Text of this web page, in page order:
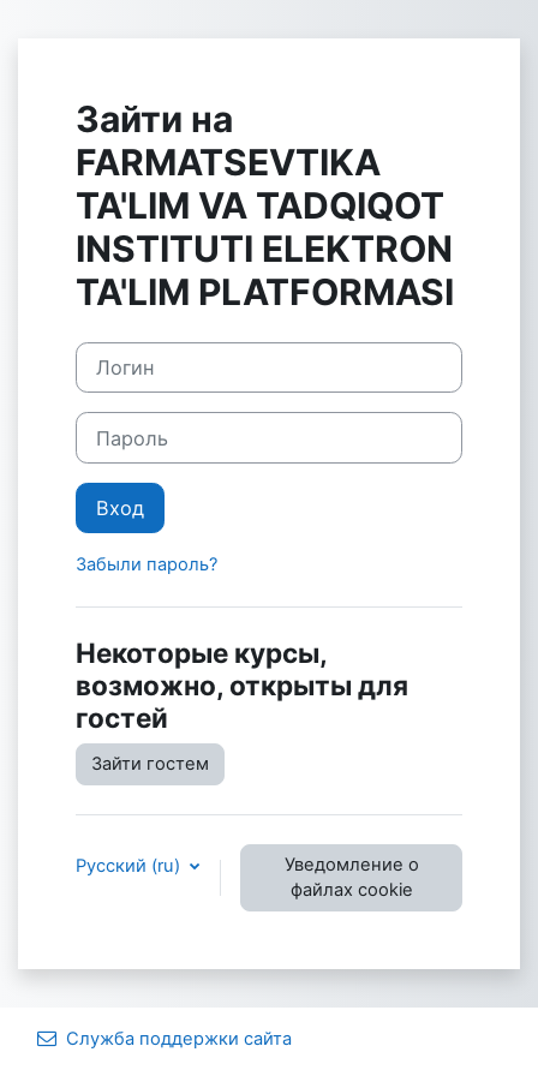
Зайти на
FARMATSEVTIKA
TA'LIM VA TADQIQOT
INSTITUTI ELEKTRON
TA'LIM PLATFORMASI
Логин
Пароль
Вход
Забыли пароль?
Некоторые курсы,
возможно, открыты для
гостей
Зайти гостем
Русский ‎(ru)‎
Уведомление о
файлах cookie
Служба поддержки сайта